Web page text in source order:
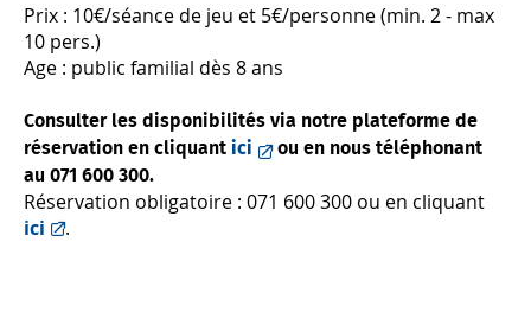
Prix : 10€/séance de jeu et 5€/personne (min. 2 - max
10 pers.)
Age : public familial dès 8 ans
Consulter les disponibilités via notre plateforme de
réservation en cliquant ici
ou en nous téléphonant
au 071 600 300.
Réservation obligatoire : 071 600 300 ou en cliquant
ici
.